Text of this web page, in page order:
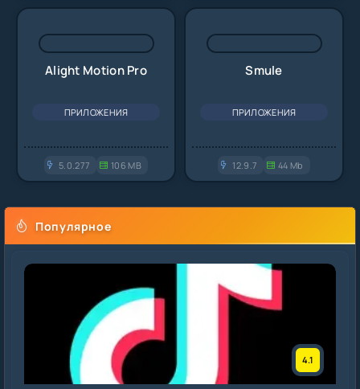
Alight Motion Pro
ПРИЛОЖЕНИЯ
5.0.277 106 MB
Smule
ПРИЛОЖЕНИЯ
12.9.7 44 Mb
Популярное
4.1